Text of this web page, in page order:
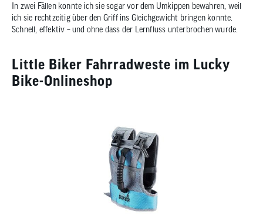
In zwei Fällen konnte ich sie sogar vor dem Umkippen bewahren, weil
ich sie rechtzeitig über den Griff ins Gleichgewicht bringen konnte.
Schnell, effektiv – und ohne dass der Lernfluss unterbrochen wurde.
Little Biker Fahrradweste im Lucky
Bike-Onlineshop